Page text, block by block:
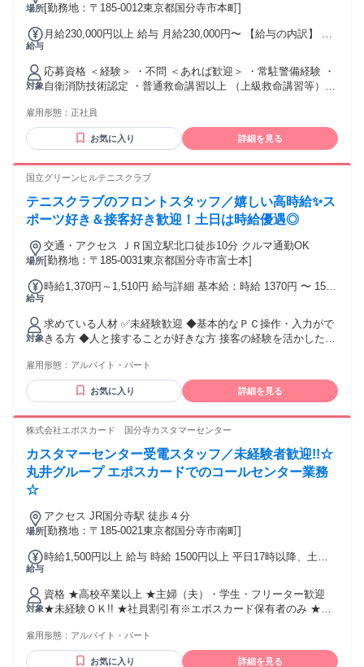
場所[勤務地：〒185-0012東京都国分寺市本町]
給与
月給230,000円以上 給与 月給230,000円〜 【給与の内訳】 基
230,000円～ ※給与幅は経験・所持資格等を考慮して決定しま
す。 ※採用後は研修センター（新橋駅）にて 3日間の新任教
育を行います（時給1,226円）
対象
応募資格 ＜経験＞ ・不問 ＜あれば歓迎＞ ・常駐警備経験 ・
自衛消防技術認定 ・普通救命講習以上 （上級救命講習等）
しくは上級救命の講習資格あれば尚歓迎 （無資格でも応募
可） 守衛業務も一部含まれるため、 上記資格を未所持の方に
ついては 入社後、当社負担にて受講いただきます。
雇用形態： 正社員
お気に入り 詳細を見る
国立グリーンヒルテニスクラブ
テニスクラブのフロントスタッフ／嬉しい高時給✨ス
ポーツ好き＆接客好き歓迎！土日は時給優遇◎
場所
交通・アクセス ＪＲ国立駅北口徒歩10分 クルマ通勤OK
[勤務地：〒185-0031東京都国分寺市富士本]
給与
時給1,370円～1,510円 給与詳細 基本給：時給 1370円 〜 1510
1370円～ ・後輩指導が可能になると昇格 ｢トレーナー｣ 時給
1410円～ ✨さらに土日は時給アップ!! ・早番:時給＋50円 ┖
レギュラー時給1420円～ トレーナー時給1460円～ ・遅番:時
給＋100円 ┖レギュラー時給1470円～ トレーナー時給1510円
対象
求めている人材 ✅未経験歓迎 ◆基本的なＰＣ操作・入力がで
きる方 ◆人と接することが好きな方 接客の経験を活かしたい
◎スポーツやテニスが好きな方 ◎スポーツの雰囲気が好きな
方 ※テニスはできなくても大丈夫です！ ＜曜日は融通が利く
のでこんな方にも＞ ◎Ｗワークをしたい ◎週末の土日だけ働
ているため、 幅広い方々との交流でコミュニケーションスキ
雇用形態： アルバイト・パート
お気に入り 詳細を見る
株式会社エポスカード 国分寺カスタマーセンター
カスタマーセンター受電スタッフ／未経験者歓迎!!☆
丸井グループ エポスカードでのコールセンター業務
☆
場所
アクセス JR国分寺駅 徒歩４分
[勤務地：〒185-0021東京都国分寺市南町]
給与
時給1,500円以上 給与 時給 1500円以上 平日17時以降、土日
対象
資格 ★高校卒業以上 ★主婦（夫）・学生・フリーター歓迎
★未経験ＯＫ!! ★社員割引有※エポスカード保有者のみ ★交
ト制 ★駅チカで通勤もラクラク ★服装自由、髪型自由、ネイ
ルもOK
雇用形態： アルバイト・パート
お気に入り 詳細を見る